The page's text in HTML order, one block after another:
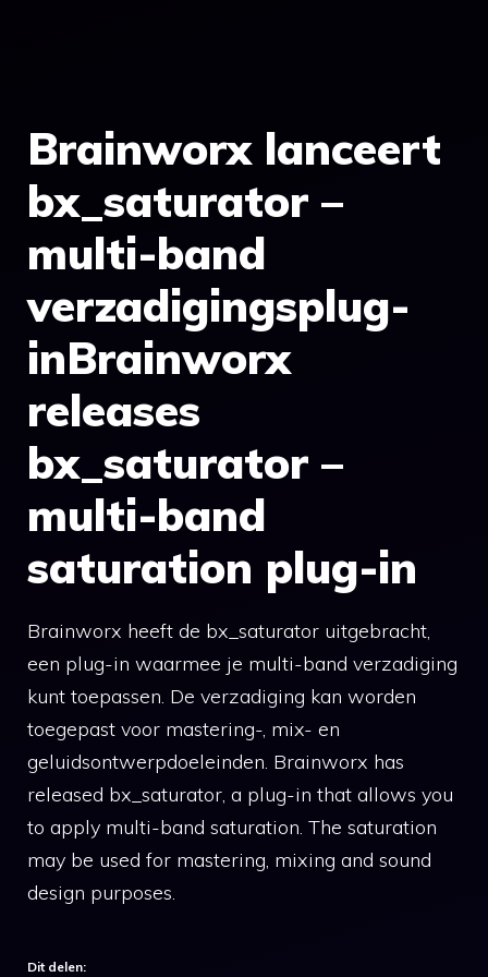
Brainworx lanceert
bx_saturator –
multi-band
verzadigingsplug-
inBrainworx
releases
bx_saturator –
multi-band
saturation plug-in
Brainworx heeft de bx_saturator uitgebracht,
een plug-in waarmee je multi-band verzadiging
kunt toepassen. De verzadiging kan worden
toegepast voor mastering-, mix- en
geluidsontwerpdoeleinden. Brainworx has
released bx_saturator, a plug-in that allows you
to apply multi-band saturation. The saturation
may be used for mastering, mixing and sound
design purposes.
Dit delen: